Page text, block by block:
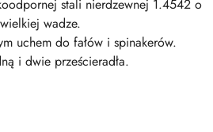
stali nierdzewnej 1.4542 o
wadze.
uchem do fałów i spinakerów.
i dwie prześcieradła.